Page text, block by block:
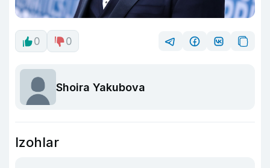
0 0
Shoira Yakubova
Izohlar